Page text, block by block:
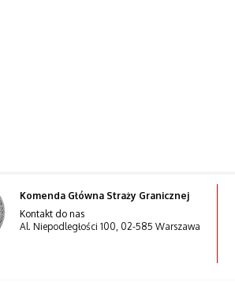
Komenda Główna Straży Granicznej
Kontakt do nas
Al. Niepodległości 100, 02-585 Warszawa